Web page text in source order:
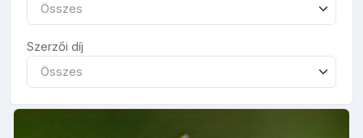
Összes
Szerzői díj
Összes